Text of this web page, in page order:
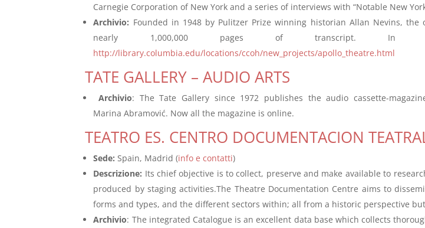
Carnegie Corporation of New York and a series of interviews with “Notable New
Archivio: Founded in 1948 by Pulitzer Prize winning historian Allan Nevins,
nearly 1,000,000 pages of transcript. In
http://library.columbia.edu/locations/ccoh/new_projects/apollo_theatre.html
TATE GALLERY – AUDIO ARTS
Archivio: The Tate Gallery since 1972 publishes the audio cassette-
Marina Abramović. Now all the magazine is online.
TEATRO ES. CENTRO DOCUMENTACION
Sede: Spain, Madrid (info e contatti)
Descrizione: Its chief objective is to collect, preserve and make available to
produced by staging activities.The Theatre Documentation Centre aims to
forms and types, and the different sectors within; all from a historic perspective
Archivio: The integrated Catalogue is an excellent data base which collects